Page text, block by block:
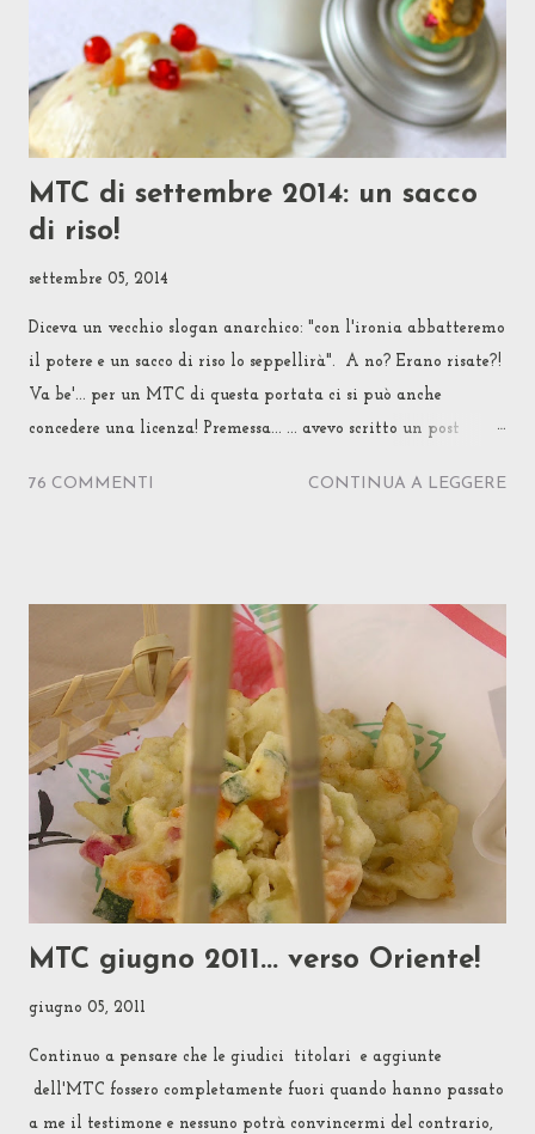
MTC di settembre 2014: un sacco
di riso!
settembre 05, 2014
Diceva un vecchio slogan anarchico: "con l'ironia abbatteremo
il potere e un sacco di riso lo seppellirà". A no? Erano risate?!
Va be'... per un MTC di questa portata ci si può anche
concedere una licenza! Premessa... ... avevo scritto un post
troppo! Allora ho ricomposto alcuni dei contenuti in articoli
di supporto da pubblicare più avanti ed ho cassato il resto.
Qui è rimasto il riassunto della selezione della selezione,
ovvero il puro tema dell'MTC. Che, mi spiace, adesso vi tocca
leggere per intero! Se scegliere un ingrediente invece che una
ricetta tende ad allargare gli orizzonti, questa volta scegliere
IL RISO , come capirete, li spalanca fran...
76 COMMENTI CONTINUA A LEGGERE
MTC giugno 2011... verso Oriente!
giugno 05, 2011
Continuo a pensare che le giudici titolari e aggiunte
dell'MTC fossero completamente fuori quando hanno passato
a me il testimone e nessuno potrà convincermi del contrario,